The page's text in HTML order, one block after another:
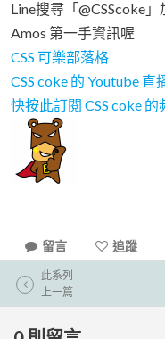
Line搜尋「@CSScoke
Amos 第一手資訊喔
CSS 可樂部落格
CSS coke 的 Youtube 直
快按此訂閱 CSS coke
留言 追蹤
此系列
上一篇